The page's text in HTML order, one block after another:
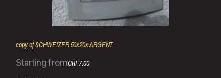
copy of SCHWEIZER 50x20x ARGENT
Starting fromCHF7.00